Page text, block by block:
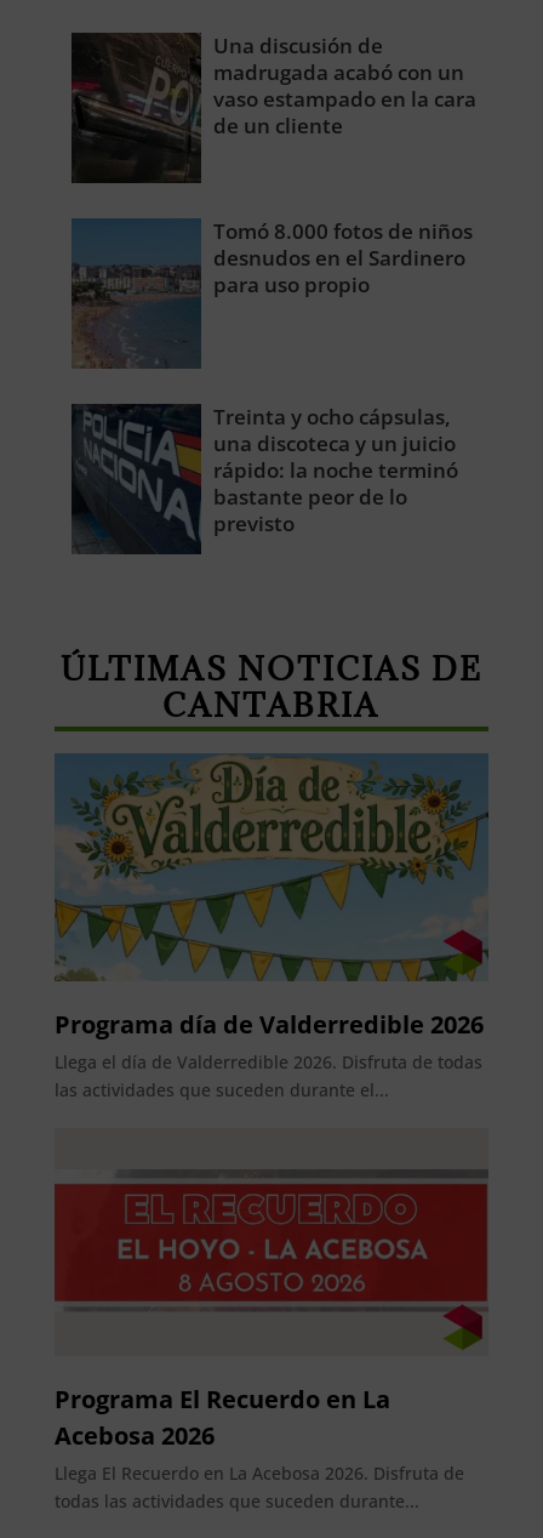
Una discusión de
madrugada acabó con un
vaso estampado en la cara
de un cliente
Tomó 8.000 fotos de niños
desnudos en el Sardinero
para uso propio
Treinta y ocho cápsulas,
una discoteca y un juicio
rápido: la noche terminó
bastante peor de lo
previsto
ÚLTIMAS NOTICIAS DE
CANTABRIA
Programa día de Valderredible 2026
Llega el día de Valderredible 2026. Disfruta de todas
las actividades que suceden durante el...
Programa El Recuerdo en La
Acebosa 2026
Llega El Recuerdo en La Acebosa 2026. Disfruta de
todas las actividades que suceden durante...